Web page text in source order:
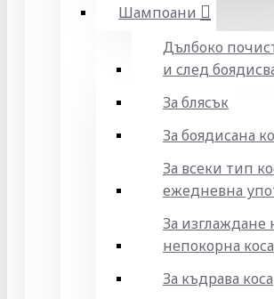
Шампоани
Дълбоко
и след
За блясък
За боядисана
За всеки тип
ежедневна
За изглаждане
непокорна коса
За къдрава коса